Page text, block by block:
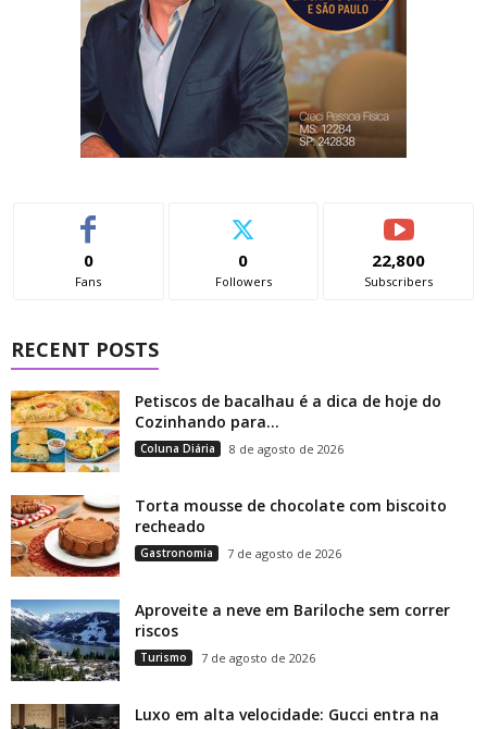
0
Fans
0
Followers
22,800
Subscribers
RECENT POSTS
Petiscos de bacalhau é a dica de hoje do
Cozinhando para...
Coluna Diária 8 de agosto de 2026
Torta mousse de chocolate com biscoito
recheado
Gastronomia 7 de agosto de 2026
Aproveite a neve em Bariloche sem correr
riscos
Turismo 7 de agosto de 2026
Luxo em alta velocidade: Gucci entra na